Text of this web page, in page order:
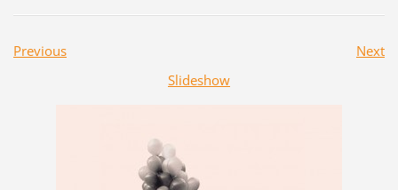
Previous
Next
Slideshow